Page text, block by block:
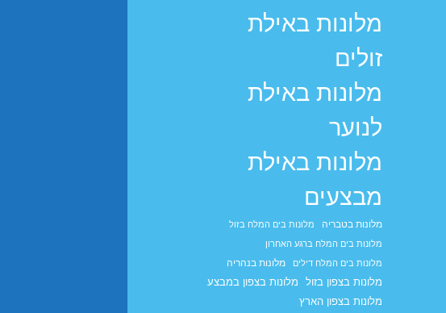
מלונות באילת
זולים
מלונות באילת
לנוער
מלונות באילת
מבצעים
מלונות בטבריה
מלונות בים המלח בזול
מלונות בים המלח ברגע האחרון
מלונות בים המלח דילים
מלונות בנהריה
מלונות בצפון בזול
מלונות בצפון במבצע
מלונות בצפון הארץ